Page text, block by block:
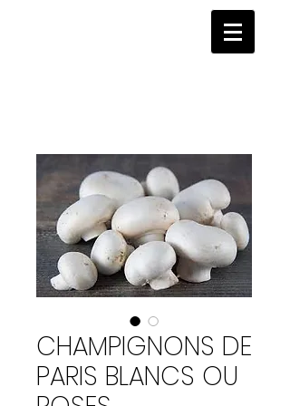
CHAMPIGNONS DE
PARIS BLANCS OU